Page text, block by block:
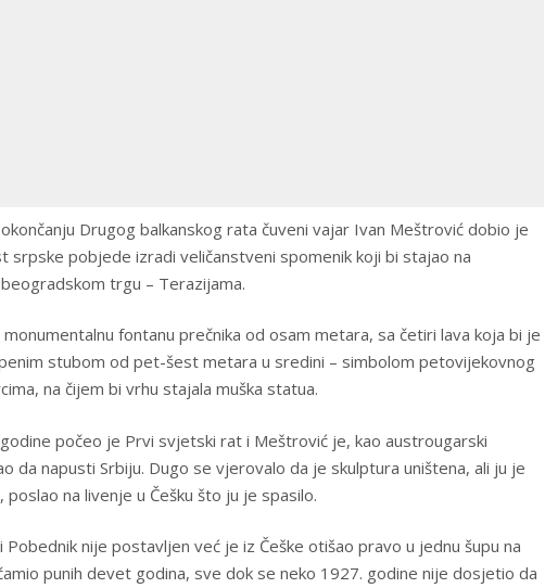
Drugog balkanskog rata čuveni vajar Ivan Meštrović dobio je
srpske pobjede izradi veličanstveni spomenik koji bi stajao na
trgu – Terazijama.
fontanu prečnika od osam metara, sa četiri lava koja bi je
stubom od pet-šest metara u sredini – simbolom petovijekovnog
na čijem bi vrhu stajala muška statua.
počeo je Prvi svjetski rat i Meštrović je, kao austrougarski
da napusti Srbiju. Dugo se vjerovalo da je skulptura uništena, ali ju je
poslao na livenje u Češku što ju je spasilo.
Pobednik nije postavljen već je iz Češke otišao pravo u jednu šupu na
punih devet godina, sve dok se neko 1927. godine nije dosjetio da